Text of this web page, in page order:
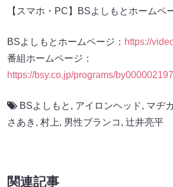
【スマホ・PC】BSよしもとホームペ
BSよしもとホームページ： https://
番組ホームページ：
https://bsy.co.jp/programs/
BSよしもと , アイロンヘッド, マヂ
さあき , 村上, 男性ブランコ , 辻井亮平
関連記事